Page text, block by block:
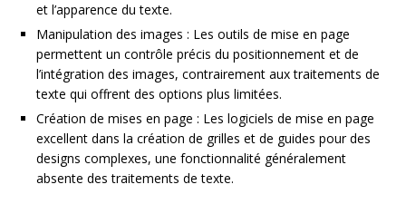
et l’apparence du texte.
Manipulation des images : Les outils de mise en page
permettent un contrôle précis du positionnement et de
l’intégration des images, contrairement aux traitements de
texte qui offrent des options plus limitées.
Création de mises en page : Les logiciels de mise en page
excellent dans la création de grilles et de guides pour des
designs complexes, une fonctionnalité généralement
absente des traitements de texte.